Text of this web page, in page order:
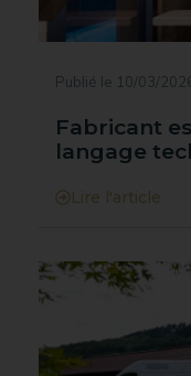
Publié le 10/03/
Fabricant
langage
Lire l'article